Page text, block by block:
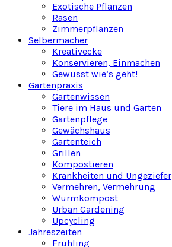
Exotische Pflanzen
Rasen
Zimmerpflanzen
Selbermacher
Kreativecke
Konservieren, Einmachen
Gewusst wie’s geht!
Gartenpraxis
Gartenwissen
Tiere im Haus und Garten
Gartenpflege
Gewächshaus
Gartenteich
Grillen
Kompostieren
Krankheiten und Ungeziefer
Vermehren, Vermehrung
Wurmkompost
Urban Gardening
Upcycling
Jahreszeiten
Frühling